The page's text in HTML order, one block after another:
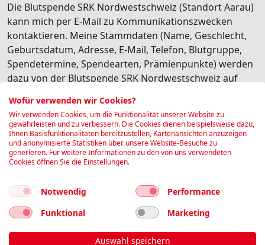
Die Blutspende SRK Nordwestschweiz (Standort Aarau)
kann mich per E-Mail zu Kommunikationszwecken
kontaktieren. Meine Stammdaten (Name, Geschlecht,
Geburtsdatum, Adresse, E-Mail, Telefon, Blutgruppe,
Spendetermine, Spendearten, Prämienpunkte) werden
dazu von der Blutspende SRK Nordwestschweiz auf
Besonders schützenswerte Personendaten (z.B.
Gesundheitsdaten) werden dabei nicht transferiert. Ich
habe jederzeit die Möglichkeit, diese personalisierte
Kommunikation wieder abzubestellen.
Buchen
Wofür verwenden wir Cookies?
Wir verwenden Cookies, um die Funktionalität unserer Website zu
gewährleisten und zu verbessern. Die Cookies dienen beispielsweise dazu,
Ihnen Basisfunktionalitäten bereitzustellen, Kartenansichten anzuzeigen
und anonymisierte Statistiken über unsere Website-Besuche zu
generieren. Für weitere Informationen zu den von uns verwendeten
Cookies öffnen Sie die Einstellungen.
Notwendig
Performance
Funktional
Marketing
Auswahl speichern